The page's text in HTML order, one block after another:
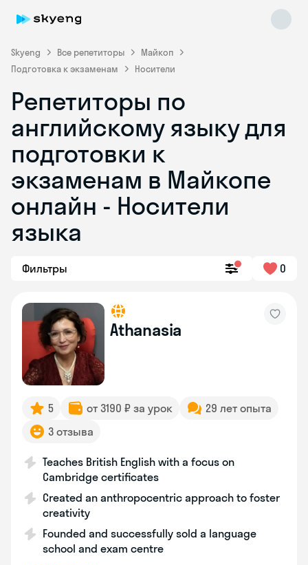
Skyeng Все репетиторы
Майкоп
Подготовка к экзаменам
Носители
Репетиторы по
английскому языку для
подготовки к
экзаменам в Майкопе
онлайн - Носители
языка
Фильтры 0
Athanasia
5 от 3190 ₽ за урок
29 лет опыта
3 отзыва
Teaches British English with a focus on
Cambridge certificates
Created an anthropocentric approach to foster
creativity
Founded and successfully sold a language
school and exam centre
Skyeng Chat